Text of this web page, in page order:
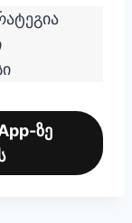
ზე